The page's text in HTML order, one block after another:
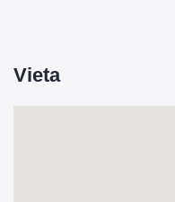
Vieta